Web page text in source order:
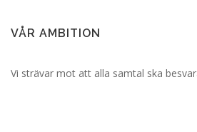
VÅR AMBITION
Vi strävar mot att alla samtal ska